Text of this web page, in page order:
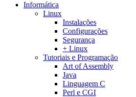
Informática
Linux
Instalações
Configurações
Segurança
+ Linux
Tutoriais e Programação
Art of Assembly
Java
Linguagem C
Perl e CGI